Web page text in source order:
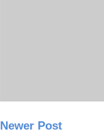
Newer Post